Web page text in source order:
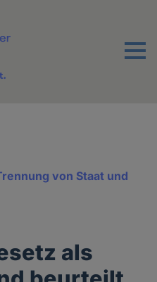
Menu
von Staat und
als